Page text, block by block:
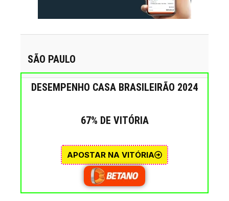
SÃO PAULO
DESEMPENHO CASA BRASILEIRÃO 2024
67% DE VITÓRIA
APOSTAR NA VITÓRIA